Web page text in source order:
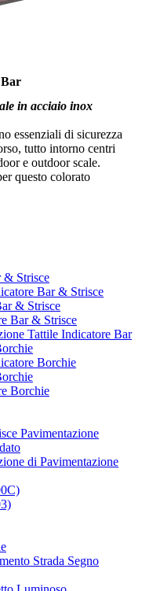
in acciaio inox
essenziali di sicurezza
tutto intorno centri
e outdoor scale.
questo colorato
& Strisce
Bar & Strisce
& Strisce
Bar & Strisce
Tattile Indicatore Bar
Borchie
Borchie
Pavimentazione
di Pavimentazione
Strada Segno